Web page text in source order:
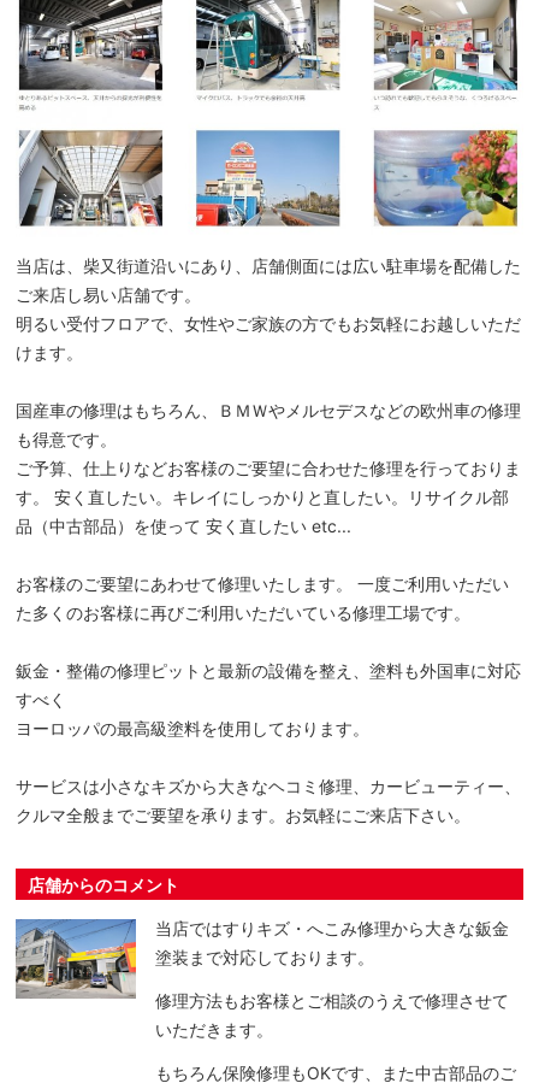
当店は、柴又街道沿いにあり、店舗側面には広い駐車場を配備した
ご来店し易い店舗です。
明るい受付フロアで、女性やご家族の方でもお気軽にお越しいただ
けます。
国産車の修理はもちろん、ＢＭＷやメルセデスなどの欧州車の修理
も得意です。
ご予算、仕上りなどお客様のご要望に合わせた修理を行っておりま
す。 安く直したい。キレイにしっかりと直したい。リサイクル部
品（中古部品）を使って 安く直したい etc...
お客様のご要望にあわせて修理いたします。 一度ご利用いただい
た多くのお客様に再びご利用いただいている修理工場です。
鈑金・整備の修理ピットと最新の設備を整え、塗料も外国車に対応
すべく
ヨーロッパの最高級塗料を使用しております。
サービスは小さなキズから大きなヘコミ修理、カービューティー、
クルマ全般までご要望を承ります。お気軽にご来店下さい。
店舗からのコメント
当店ではすりキズ・へこみ修理から大きな鈑金
塗装まで対応しております。
修理方法もお客様とご相談のうえで修理させて
いただきます。
もちろん保険修理もOKです、また中古部品のご